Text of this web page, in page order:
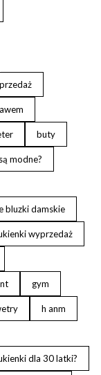
buty
modne?
bluzki damskie
wyprzedaż
gym
h anm
dla 30 latki?